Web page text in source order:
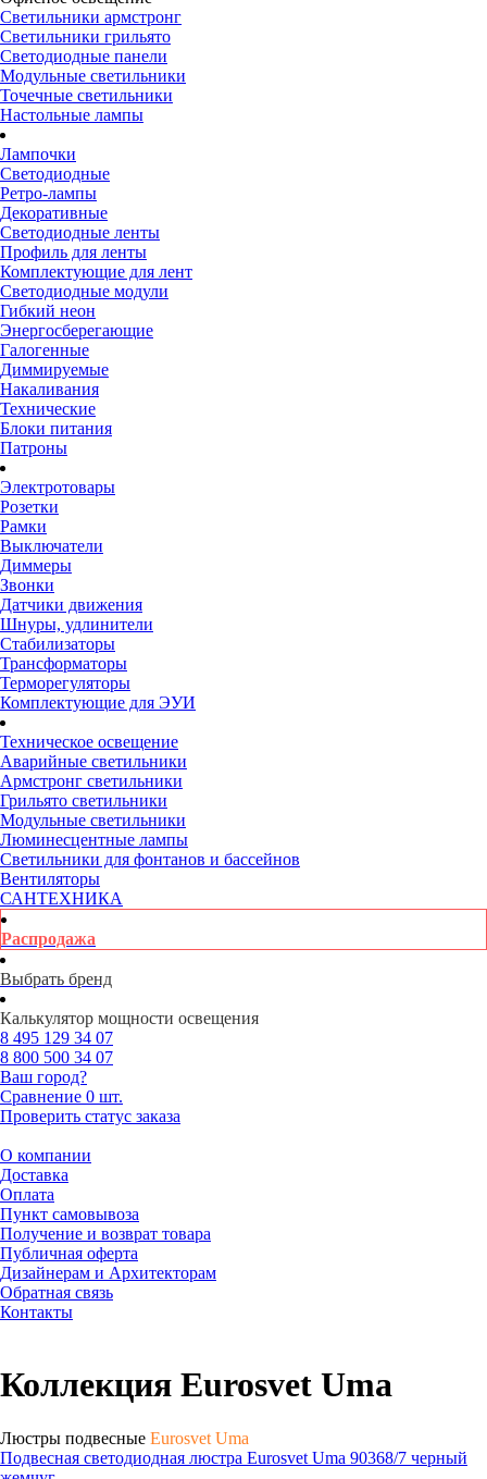
Светильники армстронг
Светильники грильято
Светодиодные панели
Модульные светильники
Точечные светильники
Настольные лампы
Лампочки
Светодиодные
Ретро-лампы
Декоративные
Светодиодные ленты
Профиль для ленты
Комплектующие для лент
Светодиодные модули
Гибкий неон
Энергосберегающие
Галогенные
Диммируемые
Накаливания
Технические
Блоки питания
Патроны
Электротовары
Розетки
Рамки
Выключатели
Диммеры
Звонки
Датчики движения
Шнуры, удлинители
Стабилизаторы
Трансформаторы
Терморегуляторы
Комплектующие для ЭУИ
Техническое освещение
Аварийные светильники
Армстронг светильники
Грильято светильники
Модульные светильники
Люминесцентные лампы
Светильники для фонтанов и бассейнов
Вентиляторы
САНТЕХНИКА
Распродажа
Выбрать бренд
Калькулятор мощности освещения
8 495 129 34 07
8 800 500 34 07
Ваш город?
Сравнение 0 шт.
Проверить статус заказа
О компании
Доставка
Оплата
Пункт самовывоза
Получение и возврат товара
Публичная оферта
Дизайнерам и Архитекторам
Обратная связь
Контакты
Коллекция Eurosvet Uma
Люстры подвесные Eurosvet Uma
Подвесная светодиодная люстра Eurosvet Uma 90368/7 черный